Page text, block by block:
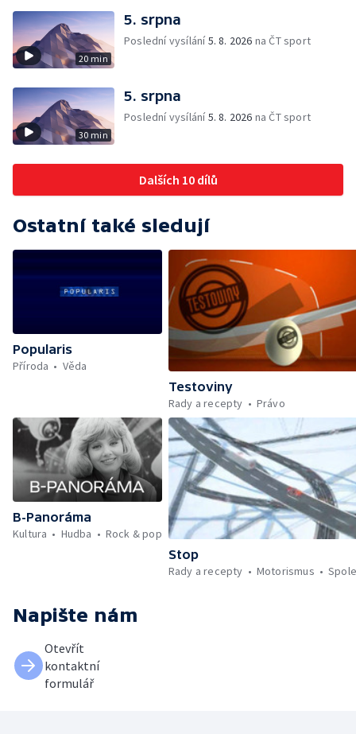
20 min
5. srpna
Poslední vysílání5. 8. 2026 na ČT sport
30 min
5. srpna
Poslední vysílání5. 8. 2026 na ČT sport
Dalších 10 dílů
Ostatní také sledují
Popularis
Příroda
Věda
Testoviny
Rady a recepty
Právo
B-Panoráma
Kultura
Hudba
Rock & pop
Stop
Rady a recepty
Motorismus
Napište nám
Otevřít
kontaktní
formulář